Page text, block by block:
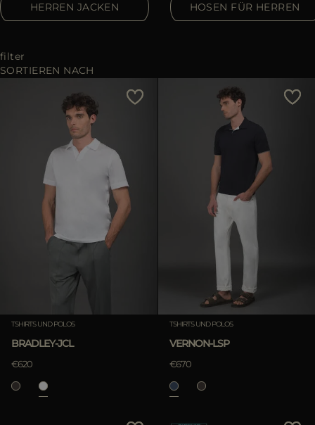
WEITERE LÄNDER
HERREN JACKEN HOSEN FÜR HERREN
filter
SORTIEREN NACH
Preis - niedrig zu hoch
Preis - hoch zu niedrig
Bestseller
Most Popular
TSHIRTS UND POLOS
BRADLEY-JCL
€620
TSHIRTS UND POLOS
VERNON-LSP
€670